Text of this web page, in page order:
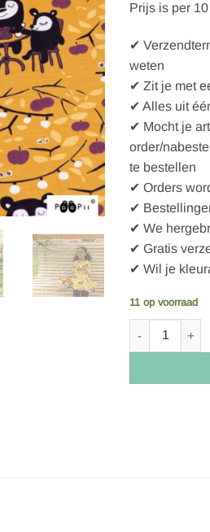
Prijs is per
✔
weten
✔ Zit je met
✔ Alles uit
✔ Mocht je
order/
te bestellen
✔ Orders
✔
✔ We
✔ Gratis
✔ Wil je
11 op voorraad
Paapii